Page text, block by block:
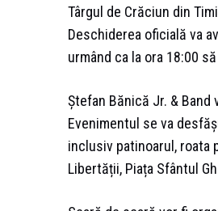
Târgul de Crăciun din
Deschiderea oficială va
urmând ca la ora 18:00
Ștefan Bănică Jr. &
Evenimentul se va
inclusiv patinoarul, roata
Libertății, Piața Sfântul